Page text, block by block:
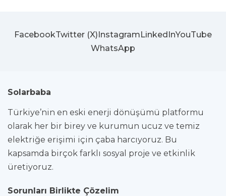
FacebookTwitter (X)InstagramLinkedInYouTube
WhatsApp
Solarbaba
Türkiye’nin en eski enerji dönüşümü platformu
olarak her bir birey ve kurumun ucuz ve temiz
elektriğe erişimi için çaba harcıyoruz. Bu
kapsamda birçok farklı sosyal proje ve etkinlik
üretiyoruz.
Sorunları Birlikte Çözelim